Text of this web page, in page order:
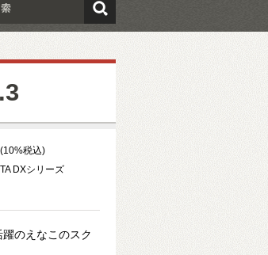
検索
税込)
DXシリーズ
のえなこのスク